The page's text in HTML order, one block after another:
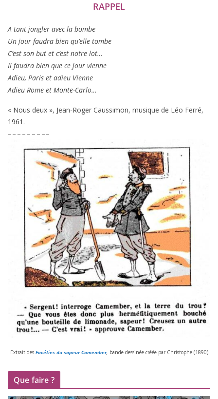
RAPPEL
A tant jon­gler avec la bombe
Un jour fau­dra bien qu’elle tombe
C’est son but et c’est notre lot…
Il fau­dra bien que ce jour vienne
Adieu, Paris et adieu Vienne
Adieu Rome et Monte-Carlo…
« Nous deux », Jean-Roger Caussimon, musique de Léo Ferré,
1961 .
– – – – – – – – –
Extrait desFacéties du sapeur Camember, bande des­si­née créée par Christophe (1890)
Que faire ?